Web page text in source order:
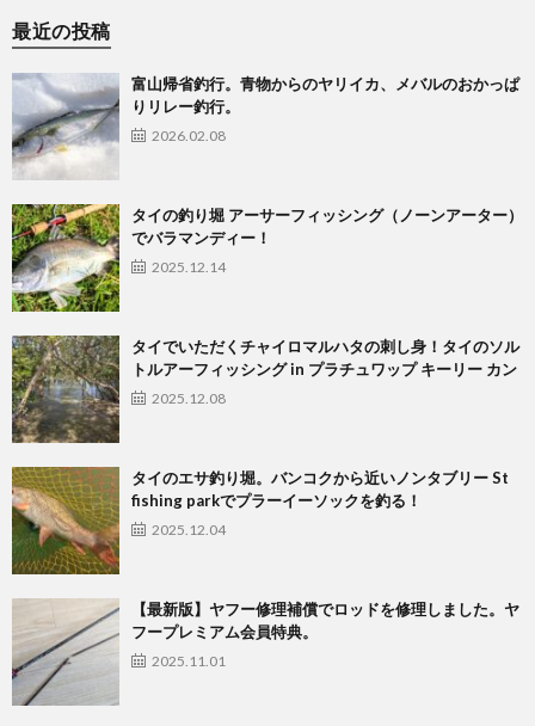
最近の投稿
富山帰省釣行。青物からのヤリイカ、メバルのおかっぱ
りリレー釣行。
2026.02.08
タイの釣り堀 アーサーフィッシング（ノーンアーター）
でバラマンディー！
2025.12.14
タイでいただくチャイロマルハタの刺し身！タイのソル
トルアーフィッシング in プラチュワップ キーリー カン
2025.12.08
タイのエサ釣り堀。バンコクから近いノンタブリー St
fishing parkでプラーイーソックを釣る！
2025.12.04
【最新版】ヤフー修理補償でロッドを修理しました。ヤ
フープレミアム会員特典。
2025.11.01